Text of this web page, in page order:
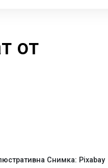
от
Снимка: Pixabay